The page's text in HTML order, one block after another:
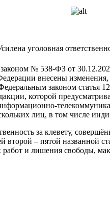
уголовная
№ 538-ФЗ от
внесены
законом статья
которой
лиц, в том числе
за клевету,
второй – пятой названной
и лишения свободы,